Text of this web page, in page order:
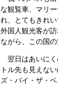
な観覧車、マリ
れ、とてもきれ
外国人観光客が
ながら、この国
翌日はあいに
トル先も見えな
ズ・バイ・ザ・